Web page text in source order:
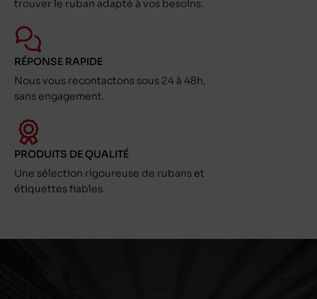
trouver le ruban adapté à vos besoins.
RÉPONSE RAPIDE
Nous vous recontactons sous 24 à 48h,
sans engagement.
PRODUITS DE QUALITÉ
Une sélection rigoureuse de rubans et
étiquettes fiables.